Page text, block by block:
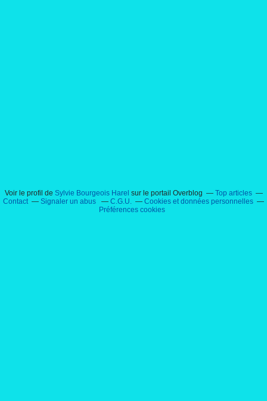
Voir le profil de Sylvie Bourgeois Harel sur le portail Overblog
Top articles
Contact
Signaler un abus C.G.U.
Cookies et données personnelles
Préférences cookies